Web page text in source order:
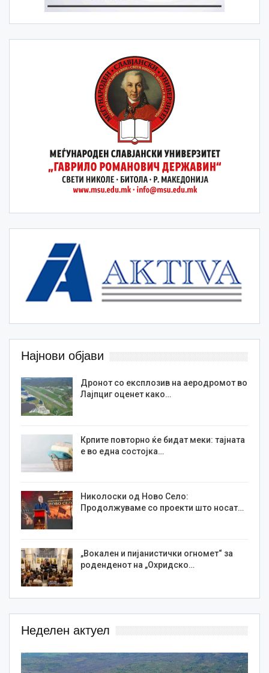
Најнови објави
Дронот со експлозив на аеродромот во
Лајпциг оценет како…
Крпите повторно ќе бидат меки: тајната
е во една состојка…
Николоски од Ново Село:
Продолжуваме со проекти што носат…
„Вокален и пијанистички огномет“ за
роденденот на „Охридско…
Неделен актуел